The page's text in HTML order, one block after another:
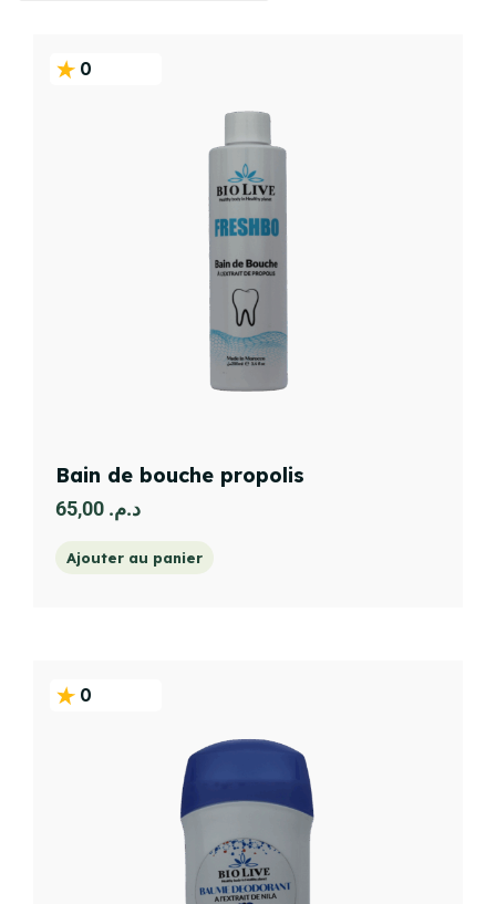
0
Bain de bouche propolis
د.م.
Ajouter au panier
0